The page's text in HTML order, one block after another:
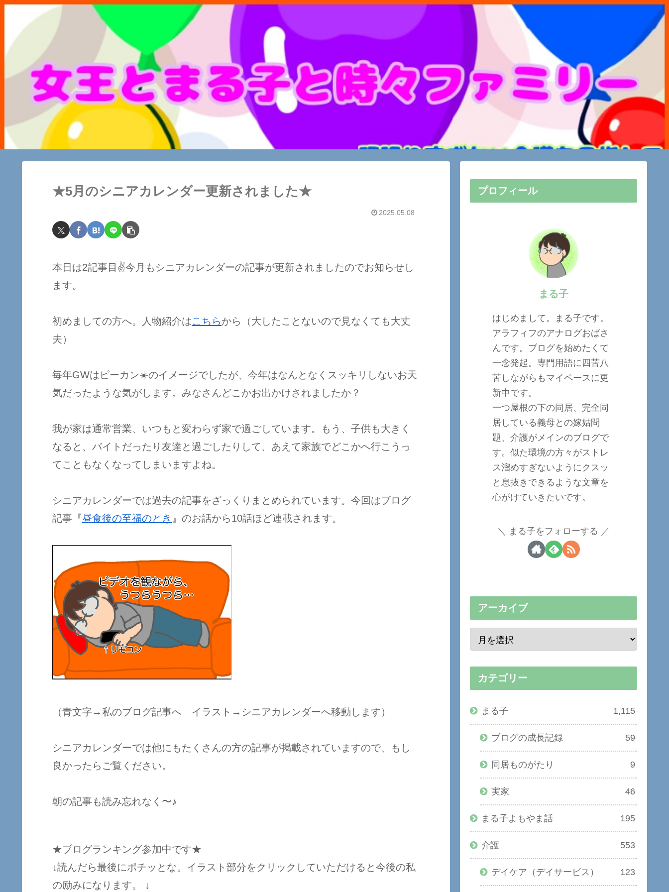
★5月のシニアカレンダー更新されました★
2025.05.08
本日は2記事目✌️今月もシニアカレンダーの記事が更新されましたのでお知らせし
ます。
初めましての方へ。人物紹介はこちらから（大したことないので見なくても大丈
夫）
毎年GWはピーカン☀️のイメージでしたが、今年はなんとなくスッキリしないお天
気だったような気がします。みなさんどこかお出かけされましたか？
我が家は通常営業、いつもと変わらず家で過ごしています。もう、子供も大きく
なると、バイトだったり友達と過ごしたりして、あえて家族でどこかへ行こうっ
てこともなくなってしまいますよね。
シニアカレンダーでは過去の記事をざっくりまとめられています。今回はブログ
記事『昼食後の至福のとき 』のお話から10話ほど連載されます。
（青文字→私のブログ記事へ イラスト→シニアカレンダーへ移動します）
シニアカレンダーでは他にもたくさんの方の記事が掲載されていますので、もし
良かったらご覧ください。
朝の記事も読み忘れなく〜♪
★ブログランキング参加中です★
↓読んだら最後にポチッとな。イラスト部分をクリックしていただけると今後の私
の励みになります。 ↓
プロフィール
まる子
はじめまして。まる子です。
アラフィフのアナログおばさ
んです。ブログを始めたくて
一念発起。専門用語に四苦八
苦しながらもマイペースに更
新中です。
一つ屋根の下の同居、完全同
居している義母との嫁姑問
題、介護がメインのブログで
す。似た環境の方々がストレ
ス溜めすぎないようにクスッ
と息抜きできるような文章を
心がけていきたいです。
まる子をフォローする
アーカイブ
カテゴリー
まる子 1,115
ブログの成長記録 59
同居ものがたり 9
実家 46
まる子よもやま話 195
介護 553
デイケア（デイサービス） 123